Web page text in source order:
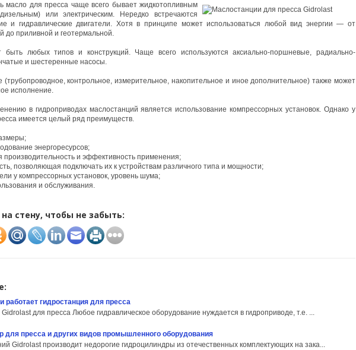
масло для пресса чаще всего бывает жидкотопливным
или электрическим. Нередко встречаются
и гидравлические двигатели. Хотя в принципе может использоваться любой вид энергии — от
до приливной и геотермальной.
быть любых типов и конструкций. Чаще всего используются аксиально-поршневые, радиально-
и шестеренные насосы.
(трубопроводное, контрольное, измерительное, накопительное и иное дополнительное) также может
исполнение.
в гидроприводах маслостанций является использование компрессорных установок. Однако у
имеется целый ряд преимуществ.
энергоресурсов;
производительность и эффективность применения;
позволяющая подключать их к устройствам различного типа и мощности;
у компрессорных установок, уровень шума;
и обслуживания.
стену, чтобы не забыть:
работает гидростанция для пресса
Gidrolast для пресса Любое гидравлическое оборудование нуждается в гидроприводе, т.е. ...
для пресса и других видов промышленного оборудования
Gidrolast производит недорогие гидроцилиндры из отечественных комплектующих на зака...